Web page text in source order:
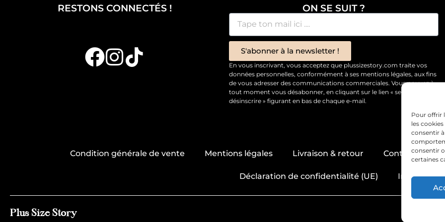
Pour offrir
les
consentir
consentir
certaines
RESTONS CONNECTÉS ! ON SE SUIT ?
S'abonner à la newsletter !
En vous inscrivant, vous acceptez que plussizestory.com traite vos
données personnelles, conformément à ses mentions légales, aux fins
de vous adresser des communications commerciales. Vous pouvez à
tout moment vous désabonner, en cliquant sur le lien « se
désinscrire » figurant en bas de chaque e-mail.
Condition générale de vente Mentions légales Livraison & retour Contact &
Déclaration de confidentialité (UE) Imprint
Plus Size Story